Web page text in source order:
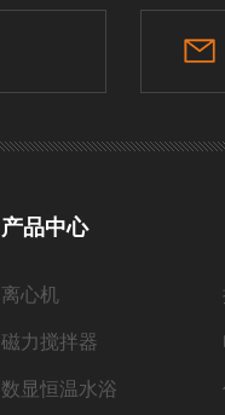
产品中心
离心机
磁力搅拌器
数显恒温水浴